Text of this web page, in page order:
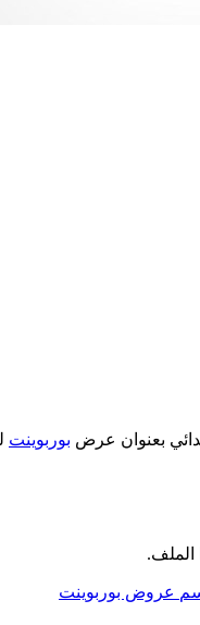
بعنوان عرض بوربوينت
الملف.
عروض بوربوينت